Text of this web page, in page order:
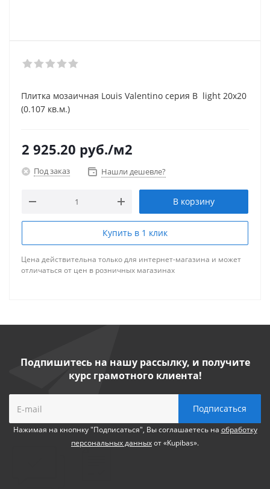
Плитка мозаичная Louis Valentino серия B light 20x20
(0.107 кв.м.)
2 925.20 руб./м2
Под заказ Нашли дешевле?
В корзину
Купить в 1 клик
Цена действительна только для интернет-магазина и может
отличаться от цен в розничных магазинах
Подпишитесь на нашу рассылку, и получите
курс грамотного клиента!
Нажимая на кнопнку "Подписаться", Вы соглашаетесь на обработку
персональных данныхот «Kupibas».